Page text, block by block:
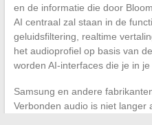
en de informatie die door
AI centraal zal staan in de
geluidsfiltering, realtime
het audioprofiel op basis van
worden AI-interfaces die je in
Samsung en andere
Verbonden audio is niet langer